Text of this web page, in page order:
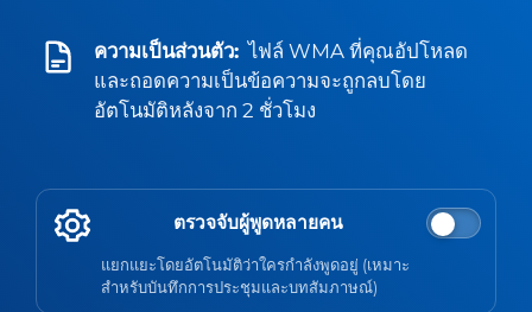
ความเป็นส่วนตัว: ไฟล์ WMA ที่คุณอัปโหลด
และถอดความเป็นข้อความจะถูกลบโดย
อัตโนมัติหลังจาก 2 ชั่วโมง
ตรวจจับผู้พูดหลายคน
แยกแยะโดยอัตโนมัติว่าใครกำลังพูดอยู่ (เหมาะ
สำหรับบันทึกการประชุมและบทสัมภาษณ์)